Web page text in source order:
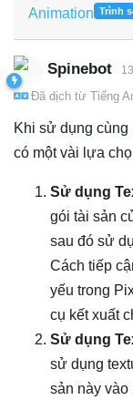
Animation Trình
Spinebot
Đã dịch từ Tiếng
Khi sử dụng cùng
có một vài lựa
Sử dụng
gói tài sản
sau đó sử
Cách tiếp
yếu trong
cụ kết xuất
Sử dụng
sử dụng
sản này